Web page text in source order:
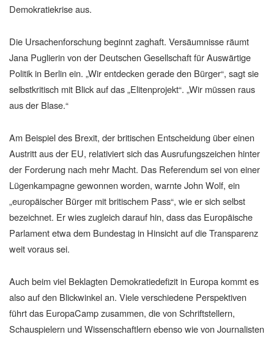
Demokratiekrise aus.
Die Ursachenforschung beginnt zaghaft. Versäumnisse räumt
Jana Puglierin von der Deutschen Gesellschaft für Auswärtige
Politik in Berlin ein. „Wir entdecken gerade den Bürger“, sagt sie
selbstkritisch mit Blick auf das „Elitenprojekt“. „Wir müssen raus
aus der Blase.“
Am Beispiel des Brexit, der britischen Entscheidung über einen
Austritt aus der EU, relativiert sich das Ausrufungszeichen hinter
der Forderung nach mehr Macht. Das Referendum sei von einer
Lügenkampagne gewonnen worden, warnte John Wolf, ein
„europäischer Bürger mit britischem Pass“, wie er sich selbst
bezeichnet. Er wies zugleich darauf hin, dass das Europäische
Parlament etwa dem Bundestag in Hinsicht auf die Transparenz
weit voraus sei.
Auch beim viel Beklagten Demokratiedefizit in Europa kommt es
also auf den Blickwinkel an. Viele verschiedene Perspektiven
führt das EuropaCamp zusammen, die von Schriftstellern,
Schauspielern und Wissenschaftlern ebenso wie von Journalisten